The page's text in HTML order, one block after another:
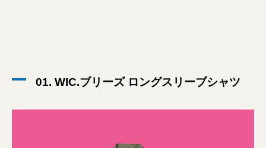
01. WIC.ブリーズ ロングスリーブシャツ